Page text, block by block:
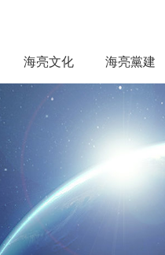
海亮文化 海亮黨建